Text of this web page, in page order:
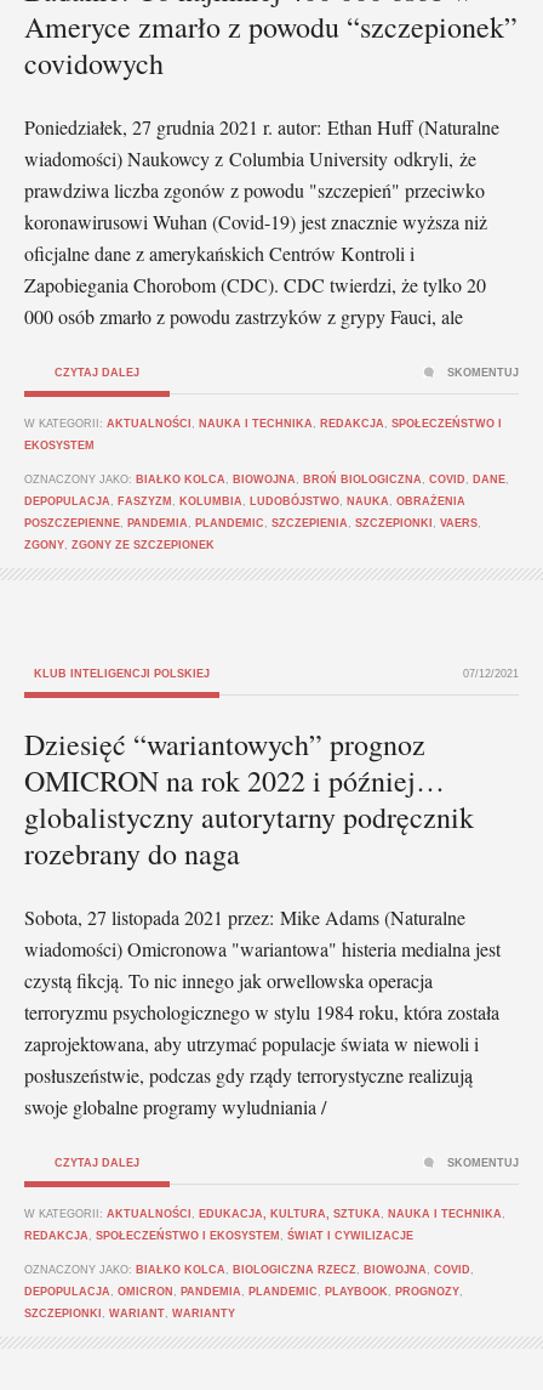
Ameryce zmarło z powodu “szczepionek”
covidowych
Poniedziałek, 27 grudnia 2021 r. autor: Ethan Huff (Naturalne
wiadomości) Naukowcy z Columbia University odkryli, że
prawdziwa liczba zgonów z powodu "szczepień" przeciwko
koronawirusowi Wuhan (Covid-19) jest znacznie wyższa niż
oficjalne dane z amerykańskich Centrów Kontroli i
Zapobiegania Chorobom (CDC). CDC twierdzi, że tylko 20
000 osób zmarło z powodu zastrzyków z grypy Fauci, ale
CZYTAJ DALEJ
W KATEGORII: AKTUALNOŚCI NAUKA I TECHNIKA REDAKCJA
SPOŁECZEŃSTWO I
EKOSYSTEM
OZNACZONY JAKO: BIAŁKO KOLCA BIOWOJNA BROŃ BIOLOGICZNA COVID DANE
DEPOPULACJA
FASZYZM KOLUMBIA LUDOBÓJSTWO NAUKA
OBRAŻENIA
POSZCZEPIENNE
PANDEMIA PLANDEMIC SZCZEPIENIA SZCZEPIONKI VAERS
ZGONY ZGONY ZE SZCZEPIONEK
SKOMENTUJ
KLUB INTELIGENCJI POLSKIEJ 07/12/2021
Dziesięć “wariantowych” prognoz
OMICRON na rok 2022 i później…
globalistyczny autorytarny podręcznik
rozebrany do naga
Sobota, 27 listopada 2021 przez: Mike Adams (Naturalne
wiadomości) Omicronowa "wariantowa" histeria medialna jest
czystą fikcją. To nic innego jak orwellowska operacja
terroryzmu psychologicznego w stylu 1984 roku, która została
zaprojektowana, aby utrzymać populacje świata w niewoli i
posłuszeństwie, podczas gdy rządy terrorystyczne realizują
swoje globalne programy wyludniania /
CZYTAJ DALEJ
W KATEGORII: AKTUALNOŚCI EDUKACJA, KULTURA, SZTUKA NAUKA I TECHNIKA
REDAKCJA
SPOŁECZEŃSTWO I EKOSYSTEM ŚWIAT I CYWILIZACJE
OZNACZONY JAKO: BIAŁKO KOLCA BIOLOGICZNA RZECZ BIOWOJNA COVID
DEPOPULACJA
OMICRON PANDEMIA PLANDEMIC PLAYBOOK PROGNOZY
SZCZEPIONKI
WARIANT WARIANTY
SKOMENTUJ